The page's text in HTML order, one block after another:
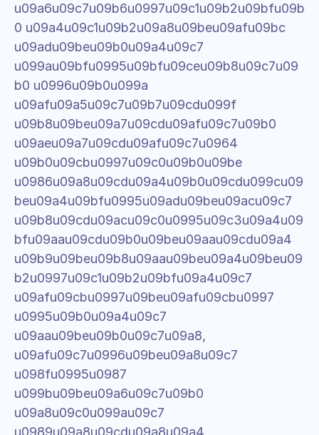
u09a6u09c7u09b6u0997u09c1u09b2u09bfu09b
0 u09a4u09c1u09b2u09a8u09beu09afu09bc
u09adu09beu09b0u09a4u09c7
u099au09bfu0995u09bfu09ceu09b8u09c7u09
b0 u0996u09b0u099a
u09afu09a5u09c7u09b7u09cdu099f
u09b8u09beu09a7u09cdu09afu09c7u09b0
u09aeu09a7u09cdu09afu09c7u0964
u09b0u09cbu0997u09c0u09b0u09be
u0986u09a8u09cdu09a4u09b0u09cdu099cu09
beu09a4u09bfu0995u09adu09beu09acu09c7
u09b8u09cdu09acu09c0u0995u09c3u09a4u09
bfu09aau09cdu09b0u09beu09aau09cdu09a4
u09b9u09beu09b8u09aau09beu09a4u09beu09
b2u0997u09c1u09b2u09bfu09a4u09c7
u09afu09cbu0997u09beu09afu09cbu0997
u0995u09b0u09a4u09c7
u09aau09beu09b0u09c7u09a8,
u09afu09c7u0996u09beu09a8u09c7
u098fu0995u0987
u099bu09beu09a6u09c7u09b0
u09a8u09c0u099au09c7
u0989u09a8u09cdu09a8u09a4